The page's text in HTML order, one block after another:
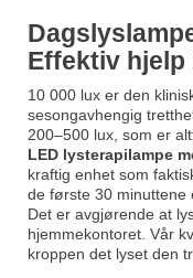
Effektiv hjelp
10 000 lux er den
sesongavhengig
200–500 lux, som er
LED lysterapilampe
kraftig enhet som
de første 30 minuttene
Det er avgjørende at
hjemmekontoret. Vår
kroppen det lyset den